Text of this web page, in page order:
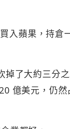
入蘋果，持倉
了大約三分
億美元，仍